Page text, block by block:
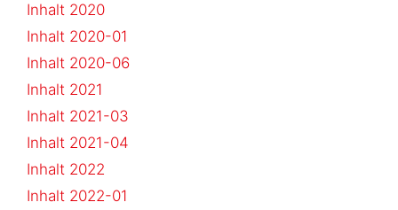
Inhalt 2020
Inhalt 2020-01
Inhalt 2020-06
Inhalt 2021
Inhalt 2021-03
Inhalt 2021-04
Inhalt 2022
Inhalt 2022-01